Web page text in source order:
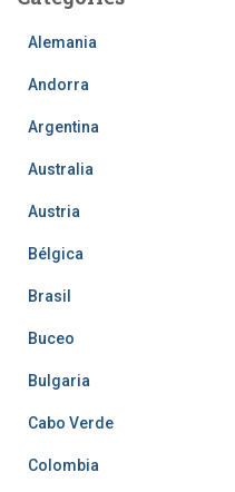
Alemania
Andorra
Argentina
Australia
Austria
Bélgica
Brasil
Buceo
Bulgaria
Cabo Verde
Colombia